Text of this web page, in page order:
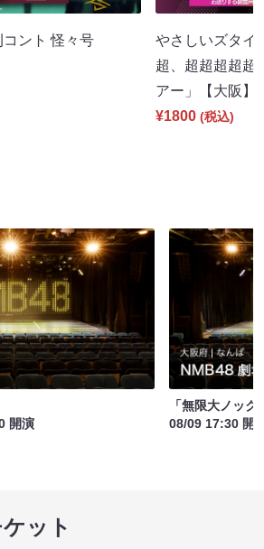
ント 怪々号
やさしいズタイ
超、超超超超超
アー」【大阪
¥1800 (税込)
開演
「無限大ノック
08/09 17:30 開
ット